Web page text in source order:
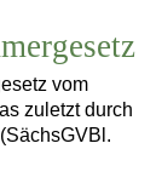
vom
zuletzt durch